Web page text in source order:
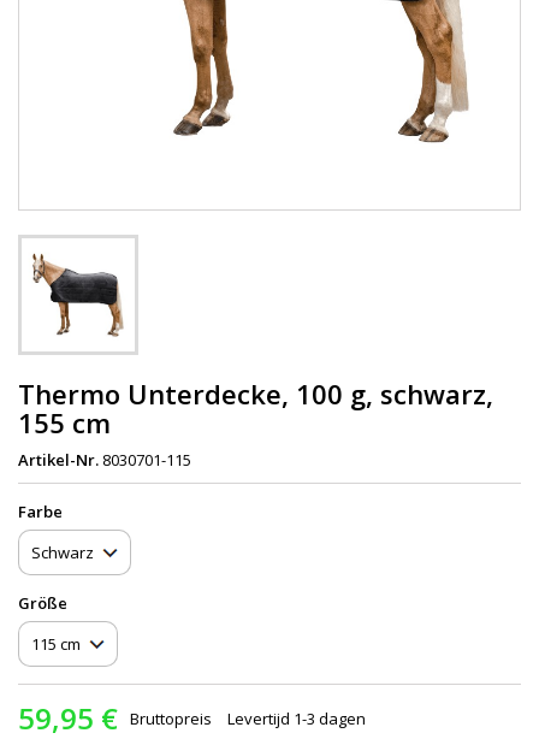
Thermo Unterdecke, 100 g, schwarz,
155 cm
Artikel-Nr. 8030701-115
Farbe
Größe
59,95 € Bruttopreis Levertijd 1-3 dagen